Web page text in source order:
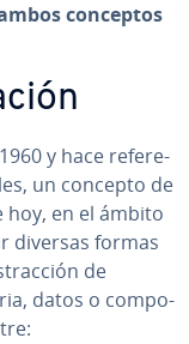
conceptos
y hace re­fe­re­
un concepto de
hoy, en el ámbito
diversas formas
de
datos o co­m­po­